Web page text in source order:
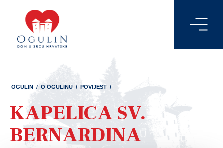
OGULIN / O OGULINU / POVIJEST /
KAPELICA SV.
BERNARDINA